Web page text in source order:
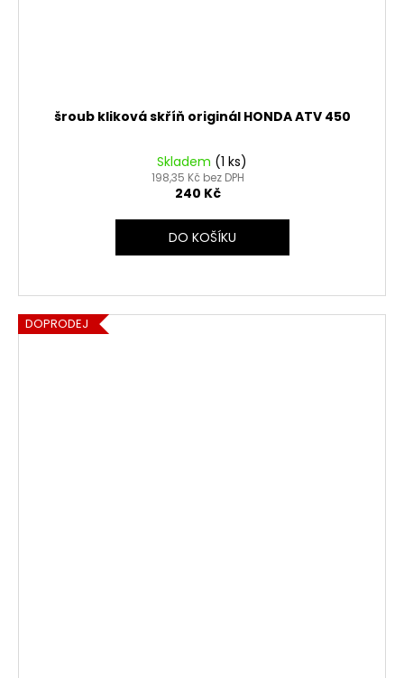
šroub kliková skříň originál HONDA ATV 450
Skladem (1 ks)
198,35 Kč bez DPH
240 Kč
DO KOŠÍKU
DOPRODEJ